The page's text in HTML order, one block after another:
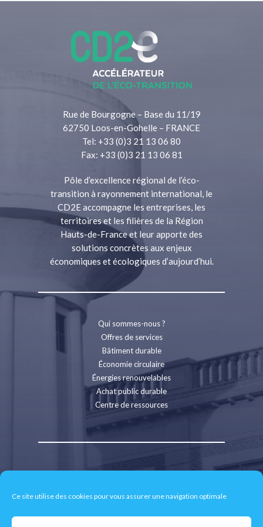
Ce site utilise des cookies pour vous assurer une navigation optimale
Rue de Bourgogne – Base du 11/19
62750 Loos-en-Gohelle – FRANCE
Tel: +33 (0)3 21 13 06 80
Fax: +33 (0)3 21 13 06 81
Pôle d’excellence régional de l’éco-
transition à rayonnement international, le
CD2E accompagne les entreprises, les
territoires et les filières de la Région
Hauts-de-France et leur apporte des
solutions concrètes aux enjeux
économiques et écologiques d’aujourd’hui.
Qui sommes-nous ?
Offres de services
Bâtiment durable
Économie circulaire
Énergies renouvelables
Achat public durable
Centre de ressources
Contact
Espace presse